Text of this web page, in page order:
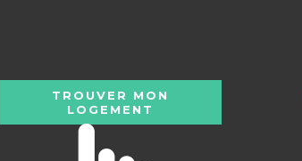
TROUVER MON
LOGEMENT